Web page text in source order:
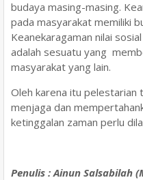
budaya masing-masing.
pada masyarakat memiliki
Keanekaragaman nilai
adalah sesuatu yang
masyarakat yang lain.
Oleh karena itu pelestarian
menjaga dan
ketinggalan zaman perlu
Penulis : Ainun Salsabilah